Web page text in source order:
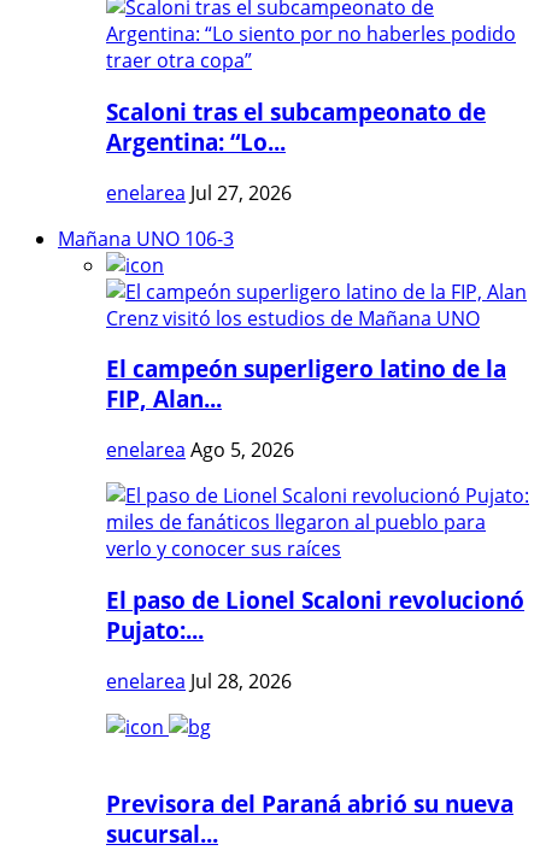
Scaloni tras el subcampeonato de
Argentina: “Lo...
enelarea Jul 27, 2026
Mañana UNO 106-3
El campeón superligero latino de la
FIP, Alan...
enelarea Ago 5, 2026
El paso de Lionel Scaloni revolucionó
Pujato:...
enelarea Jul 28, 2026
Previsora del Paraná abrió su nueva
sucursal...